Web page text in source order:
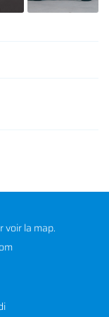
voir la map.